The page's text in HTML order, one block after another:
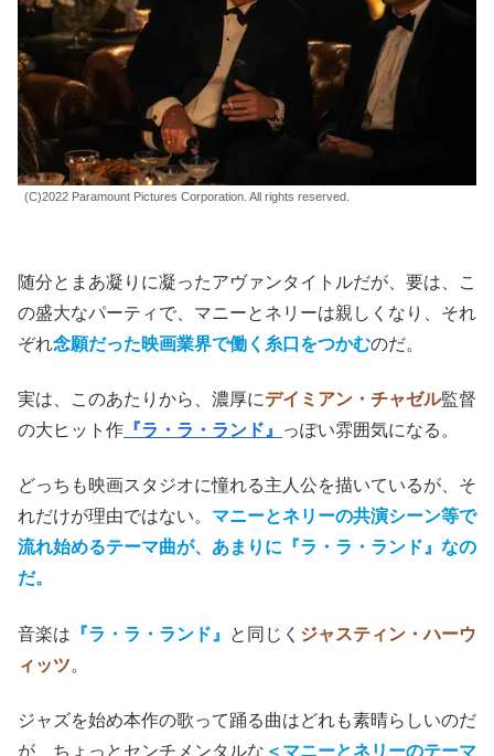
(C)2022 Paramount Pictures Corporation. All rights reserved.
随分とまあ凝りに凝ったアヴァンタイトルだが、要は、こ
の盛大なパーティで、マニーとネリーは親しくなり、それ
ぞれ念願だった映画業界で働く糸口をつかむのだ。
実は、このあたりから、濃厚にデイミアン・チャゼル監督
の大ヒット作 『ラ・ラ・ランド』 っぽい雰囲気になる。
どっちも映画スタジオに憧れる主人公を描いているが、そ
れだけが理由ではない。 マニーとネリーの共演シーン等で
流れ始めるテーマ曲が、あまりに『ラ・ラ・ランド』なの
だ。
音楽は 『ラ・ラ・ランド』 と同じく ジャスティン・ハーウ
ィッツ。
ジャズを始め本作の歌って踊る曲はどれも素晴らしいのだ
が、ちょっとセンチメンタルな ＜マニーとネリーのテーマ